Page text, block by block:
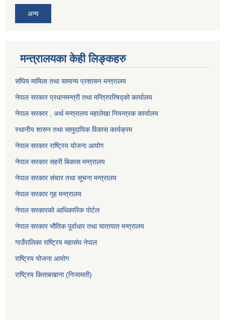
अन्य
मन्त्रालयका केही लिङ्कहरु
संघिय मामिला तथा सामान्य प्रशासन मन्त्रालय
नेपाल सरकार प्रधानमन्त्री तथा मन्त्रिपरिषद्को कार्यालय
नेपाल सरकार , अर्थ मन्त्रालय महालेखा नियन्त्रक कार्यालय
स्थानीय शासन तथा सामुदायिक विकास कार्यक्रम
नेपाल सरकार राष्ट्रिय योजना आयोग
नेपाल सरकार सहरी बिकास मन्त्रालय
नेपाल सरकार संचार तथा सूचना मन्त्रालय
नेपाल सरकार गृह मन्त्रालय
नेपाल सरकारको आधिकारिक पोर्टल
नेपाल सरकार भौतिक पूर्वाधार तथा यातायात मन्त्रालय
गाउँपालिका राष्ट्रिय महासंघ नेपाल
राष्ट्रिय योजना आयोग
राष्ट्रिय किताबखाना (निजामती)